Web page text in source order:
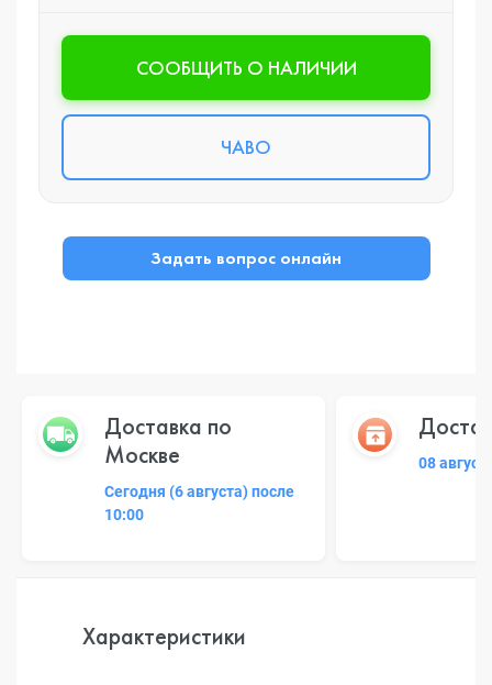
CООБЩИТЬ О НАЛИЧИИ
ЧАВО
Задать вопрос онлайн
Доставка по
Москве
Сегодня (6 августа) после
10:00
08
Характеристики